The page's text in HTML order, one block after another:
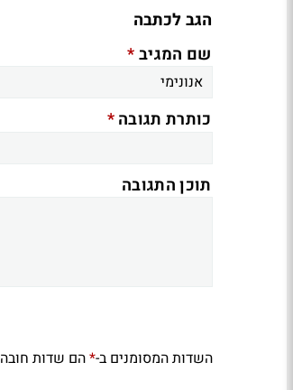
הגב לכתבה
שם המגיב*
כותרת תגובה*
תוכן התגובה
השדות המסומנים ב-*הם שדות חובה